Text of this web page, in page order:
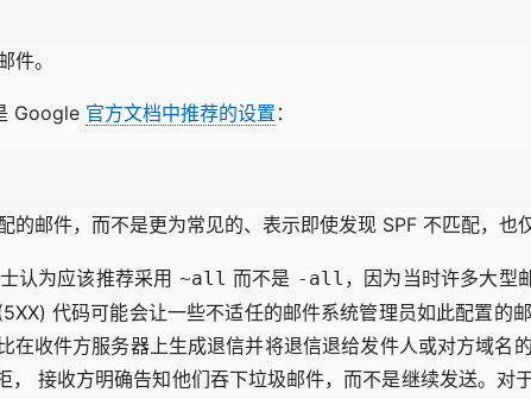
件。
Google 官方文档中推荐的设置 ：
的邮件，而不是更为常见的、表示即使发现 SPF 不匹配，也
认为应该推荐采用 ~all 而不是 -all ，因为当时许多大型
代码可能会让一些不适任的邮件系统管理员如此配置的
在收件方服务器上生成退信并将退信退给发件人或对方域
接收方明确告知他们吞下垃圾邮件，而不是继续发送。